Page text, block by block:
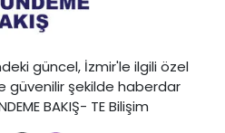
güncel, İzmir'le ilgili özel
güvenilir şekilde haberdar
BAKIŞ- TE Bilişim